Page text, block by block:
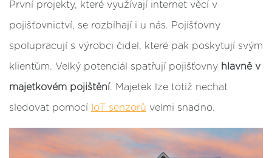
První projekty, které využívají internet věcí v
pojišťovnictví, se rozbíhají i u nás. Pojišťovny
spolupracují s výrobci čidel, které pak poskytují svým
klientům. Velký potenciál spatřují pojišťovny hlavně v
majetkovém pojištění. Majetek lze totiž nechat
sledovat pomocí IoT senzorů velmi snadno.